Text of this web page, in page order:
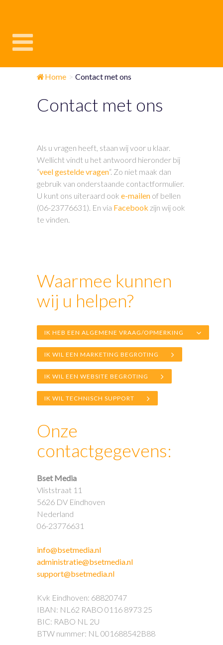
Home > Contact met ons
Contact met ons
Als u vragen heeft, staan wij voor u klaar.
Wellicht vindt u het antwoord hieronder bij
“veel gestelde vragen“. Zo niet maak dan
gebruik van onderstaande contactformulier.
U kunt ons uiteraard ook e-mailen of bellen
(06-23776631). En via Facebook zijn wij ook
te vinden.
Waarmee kunnen
wij u helpen?
IK HEB EEN ALGEMENE VRAAG/OPMERKING
IK WIL EEN MARKETING BEGROTING
IK WIL EEN WEBSITE BEGROTING
IK WIL TECHNISCH SUPPORT
Onze
contactgegevens:
Bset Media
Vliststraat 11
5626 DV Eindhoven
Nederland
06-23776631
info@bsetmedia.nl
administratie@bsetmedia.nl
support@bsetmedia.nl
Kvk Eindhoven: 68820747
IBAN: NL62 RABO 0116 8973 25
BIC: RABO NL 2U
BTW nummer: NL 001688542B88